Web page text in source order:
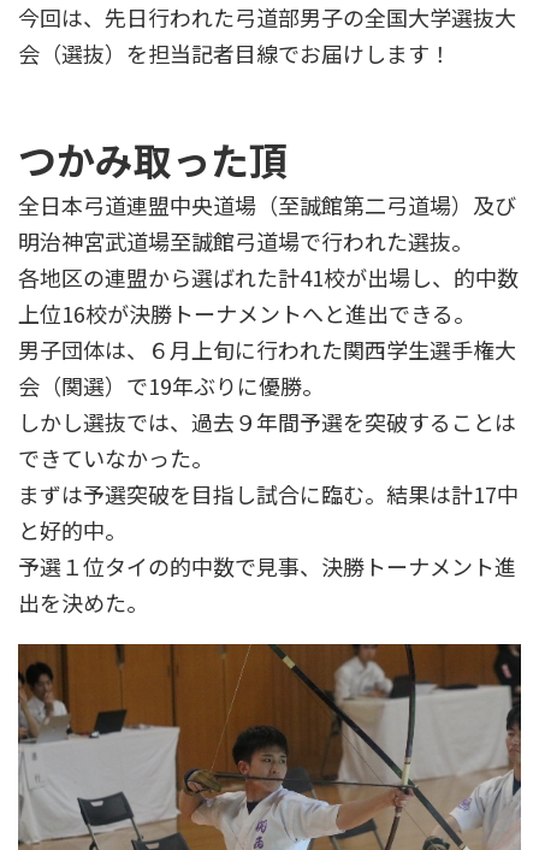
今回は、先日行われた弓道部男子の全国大学選抜大
会（選抜）を担当記者目線でお届けします！
つかみ取った頂
全日本弓道連盟中央道場（至誠館第二弓道場）及び
明治神宮武道場至誠館弓道場で行われた選抜。
各地区の連盟から選ばれた計41校が出場し、的中数
上位16校が決勝トーナメントへと進出できる。
男子団体は、６月上旬に行われた関西学生選手権大
会（関選）で19年ぶりに優勝。
しかし選抜では、過去９年間予選を突破することは
できていなかった。
まずは予選突破を目指し試合に臨む。結果は計17中
と好的中。
予選１位タイの的中数で見事、決勝トーナメント進
出を決めた。